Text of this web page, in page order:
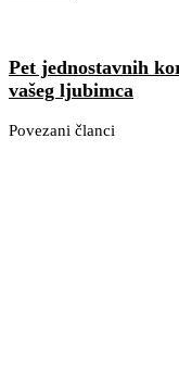
Pet jednostavnih
vašeg ljubimca
Povezani članci